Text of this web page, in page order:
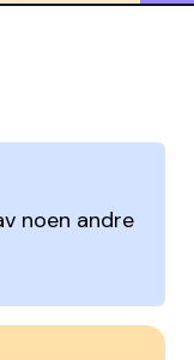
noen andre